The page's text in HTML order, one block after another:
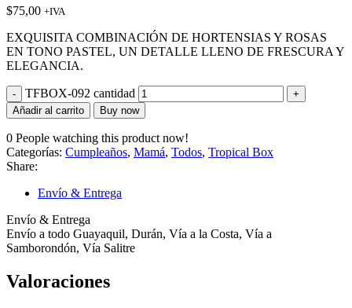
$75,00 +IVA
EXQUISITA COMBINACIÓN DE HORTENSIAS Y ROSAS
EN TONO PASTEL, UN DETALLE LLENO DE FRESCURA Y
ELEGANCIA.
TFBOX-092 cantidad
Añadir al carrito Buy now
0 People watching this product now!
Categorías: Cumpleaños, Mamá, Todos, Tropical Box
Share:
Envío & Entrega
Envío & Entrega
Envío a todo Guayaquil, Durán, Vía a la Costa, Vía a
Samborondón, Vía Salitre
Valoraciones